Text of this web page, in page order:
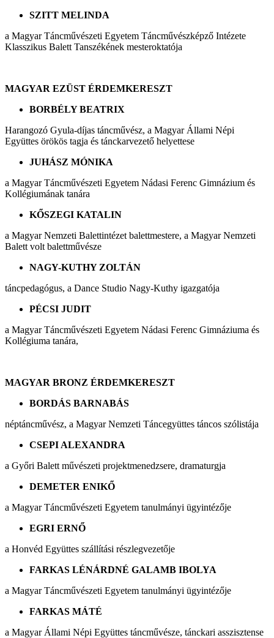
SZITT MELINDA
a Magyar Táncművészeti Egyetem Táncművészképző Intézete
Klasszikus Balett Tanszékének mesteroktatója
MAGYAR EZÜST ÉRDEMKERESZT
BORBÉLY BEATRIX
Harangozó Gyula-díjas táncművész, a Magyar Állami Népi
Együttes örökös tagja és tánckarvezető helyettese
JUHÁSZ MÓNIKA
a Magyar Táncművészeti Egyetem Nádasi Ferenc Gimnázium és
Kollégiumának tanára
KŐSZEGI KATALIN
a Magyar Nemzeti Balettintézet balettmestere, a Magyar Nemzeti
Balett volt balettművésze
NAGY-KUTHY ZOLTÁN
táncpedagógus, a Dance Studio Nagy-Kuthy igazgatója
PÉCSI JUDIT
a Magyar Táncművészeti Egyetem Nádasi Ferenc Gimnáziuma és
Kollégiuma tanára,
MAGYAR BRONZ ÉRDEMKERESZT
BORDÁS BARNABÁS
néptáncművész, a Magyar Nemzeti Táncegyüttes táncos szólistája
CSEPI ALEXANDRA
a Győri Balett művészeti projektmenedzsere, dramaturgja
DEMETER ENIKŐ
a Magyar Táncművészeti Egyetem tanulmányi ügyintézője
EGRI ERNŐ
a Honvéd Együttes szállítási részlegvezetője
FARKAS LÉNÁRDNÉ GALAMB IBOLYA
a Magyar Táncművészeti Egyetem tanulmányi ügyintézője
FARKAS MÁTÉ
a Magyar Állami Népi Együttes táncművésze, tánckari asszisztense